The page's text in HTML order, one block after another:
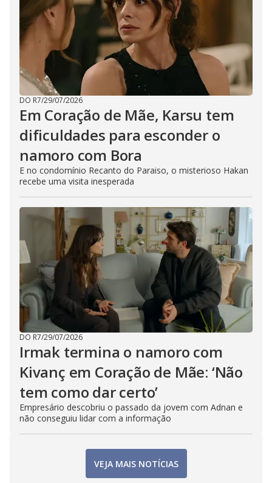
DO R7/29/07/2026
Em Coração de Mãe, Karsu tem
dificuldades para esconder o
namoro com Bora
E no condomínio Recanto do Paraiso, o misterioso Hakan
recebe uma visita inesperada
DO R7/29/07/2026
Irmak termina o namoro com
Kivanç em Coração de Mãe: ‘Não
tem como dar certo’
Empresário descobriu o passado da jovem com Adnan e
não conseguiu lidar com a informação
VEJA MAIS NOTÍCIAS